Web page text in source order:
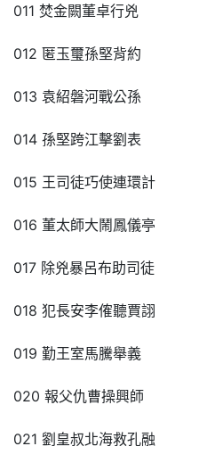
011 焚金闕董卓行兇
012 匿玉璽孫堅背約
013 袁紹磐河戰公孫
014 孫堅跨江擊劉表
015 王司徒巧使連環計
016 董太師大鬧鳳儀亭
017 除兇暴呂布助司徒
018 犯長安李傕聽賈詡
019 勤王室馬騰舉義
020 報父仇曹操興師
021 劉皇叔北海救孔融